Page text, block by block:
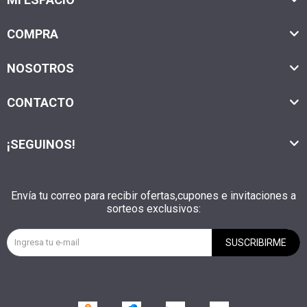
COMPRA
NOSOTROS
CONTACTO
Envía tu correo para recibir ofertas,cupones e invitaciones a
sorteos exclusivos:
SUSCRIBIRME
¡SEGUINOS!